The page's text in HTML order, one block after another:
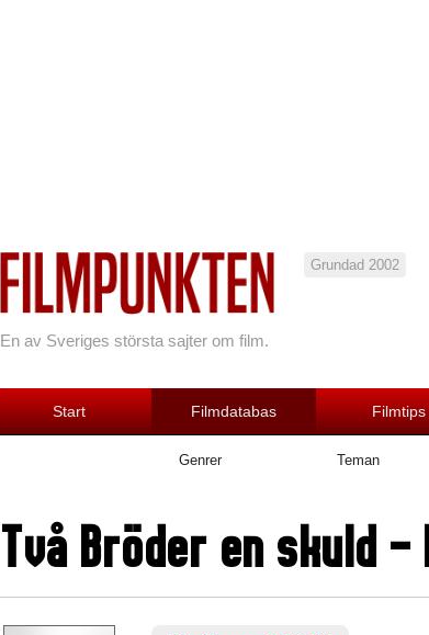
En av Sveriges största sajter om film.
Grundad 2002
Start Filmdatabas Filmtips
Genrer Teman
Två Bröder en skuld